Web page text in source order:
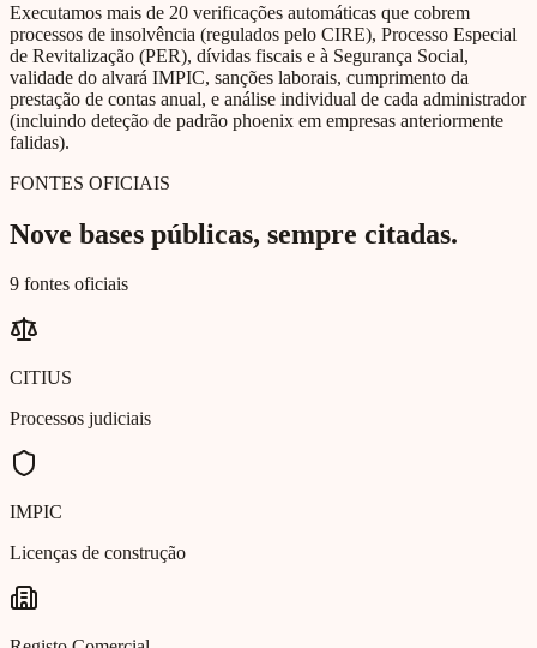
Executamos mais de 20 verificações automáticas que cobrem
processos de insolvência (regulados pelo CIRE), Processo Especial
de Revitalização (PER), dívidas fiscais e à Segurança Social,
validade do alvará IMPIC, sanções laborais, cumprimento da
prestação de contas anual, e análise individual de cada administrador
(incluindo deteção de padrão phoenix em empresas anteriormente
falidas).
FONTES OFICIAIS
Nove bases públicas, sempre citadas.
9 fontes oficiais
CITIUS
Processos judiciais
IMPIC
Licenças de construção